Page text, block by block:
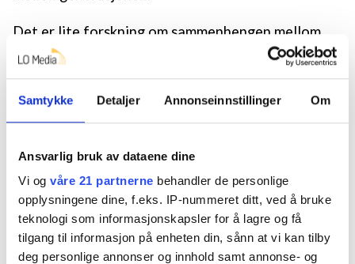
Samtykke Detaljer Annonseinnstillinger Om
Ansvarlig bruk av dataene dine
Vi og våre 21 partnerne behandler de personlige
opplysningene dine, f.eks. IP-nummeret ditt, ved å bruke
teknologi som informasjonskapsler for å lagre og få
tilgang til informasjon på enheten din, sånn at vi kan tilby
deg personlige annonser og innhold samt annonse- og
Det er lite forskning om sammenhengen mellom
selvbestemmelse og kjønn, og resultatene spriker.
Wehmeyer (1996) og Wehmeyer og Garner (2003)
finner ingen signifikant forskjell i selvbestemmelse
høyere enn menn. Også Nota et al. (2007) finner at
kvinner har noe høyere grad av selvbestemmelse
enn menn, mens to italienske studier finner at
menn har høyere selvbestemmelse enn kvinner
(Nota et al., 2011; Soresi, Nota, & Ferrari, 2004).